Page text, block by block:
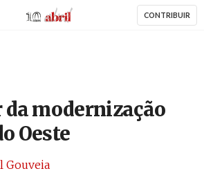
AbrilAbril CONTRIBUIR
da modernização
Oeste
Gouveia